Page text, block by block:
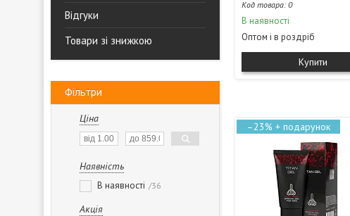
Відгуки
Товари зі знижкою
Фільтри
Ціна
Наявність
В наявності 36
Акція
0
В наявності
Оптом і в роздріб
Купити
–23%